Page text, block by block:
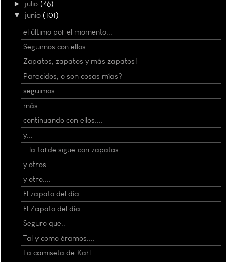
► julio (46)
▼ junio (101)
el último por el momento...
Seguimos con ellos.....
Zapatos, zapatos y más zapatos!
Parecidos, o son cosas mías?
seguimos....
más....
continuando con ellos....
y...
...la tarde sigue con zapatos
y otros....
y otro....
El zapato del día
El Zapato del día
Seguro que..
Tal y como éramos....
La camiseta de Karl